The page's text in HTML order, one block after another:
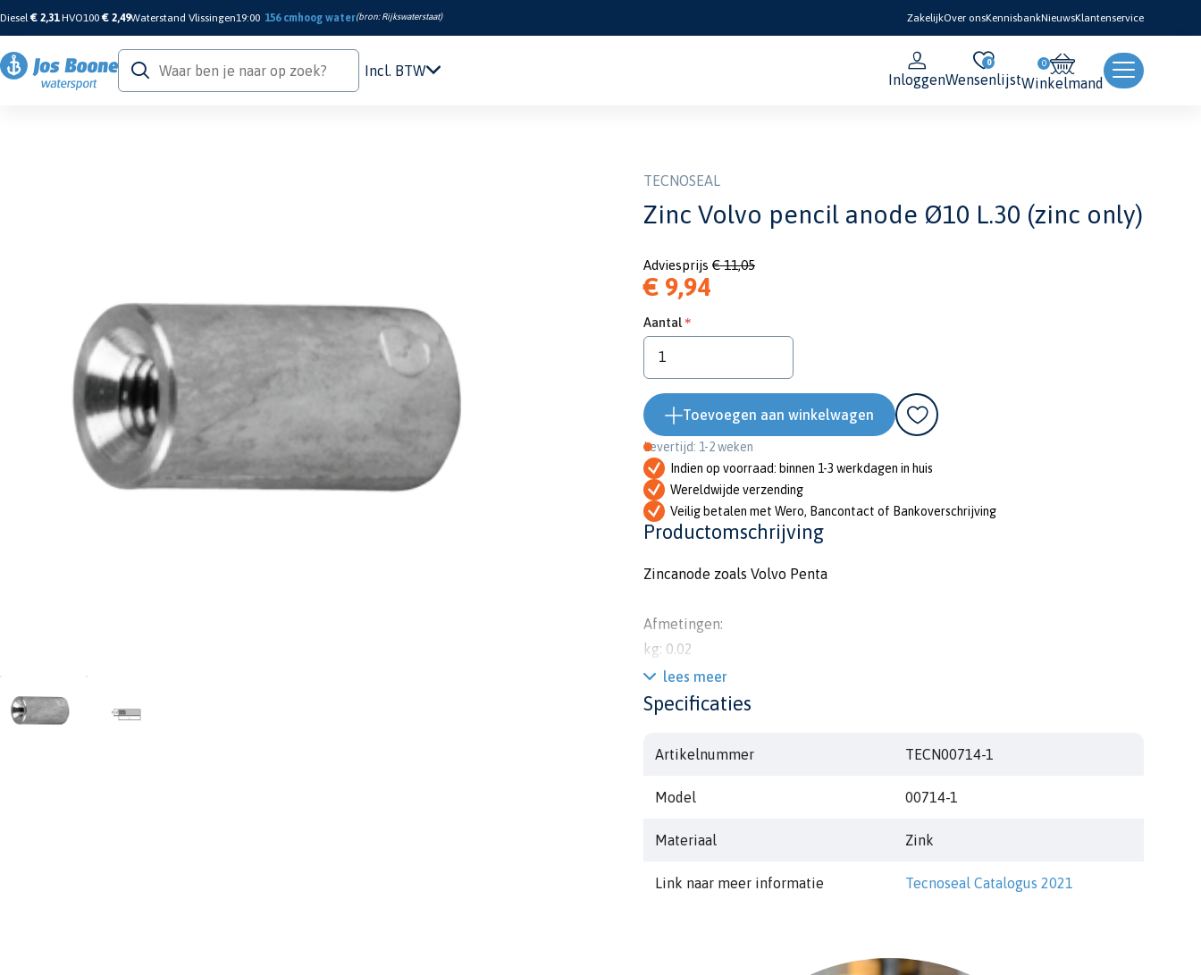
Diesel€ 2,31 HVO100 € 2,49Waterstand Vlissingen19:00 156 cm hoog water(bron:Rijkswaterstaat) ZakelijkOver onsKennisbankNieuwsKlantenservice
Incl. BTW
Inloggen
0
WensenlijstWinkelmand
TECNOSEAL
Zinc Volvo pencil anode Ø10 L.30 (zinc only)
Adviesprijs € 11,05
€ 9,94
Aantal
Toevoegen aan winkelwagen
Levertijd: 1-2 weken
Indien op voorraad: binnen 1-3 werkdagen in huis
Wereldwijde verzending
Veilig betalen met Wero, Bancontact of Bankoverschrijving
Productomschrijving
Zincanode zoals Volvo Penta
Afmetingen:
kg: 0.02
lbs: 0.04
diam: 15mm
m: M8
Extra info: Zinc only
lees meer
Specificaties
Artikelnummer TECN00714-1
Model 00714-1
Materiaal Zink
Link naar meer informatie Tecnoseal Catalogus 2021